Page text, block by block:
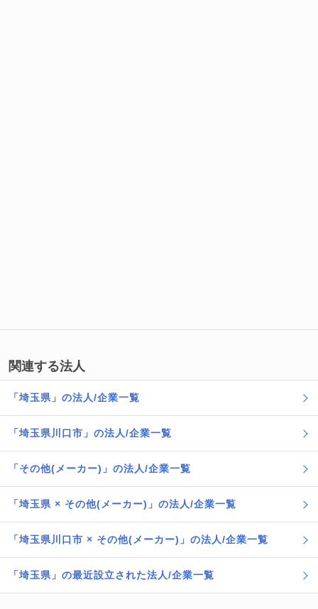
関連する法人
「埼玉県」の法人/企業一覧
「埼玉県川口市」の法人/企業一覧
「その他(メーカー)」の法人/企業一覧
「埼玉県 × その他(メーカー)」の法人/企業一覧
「埼玉県川口市 × その他(メーカー)」の法人/企業一覧
「埼玉県」の最近設立された法人/企業一覧